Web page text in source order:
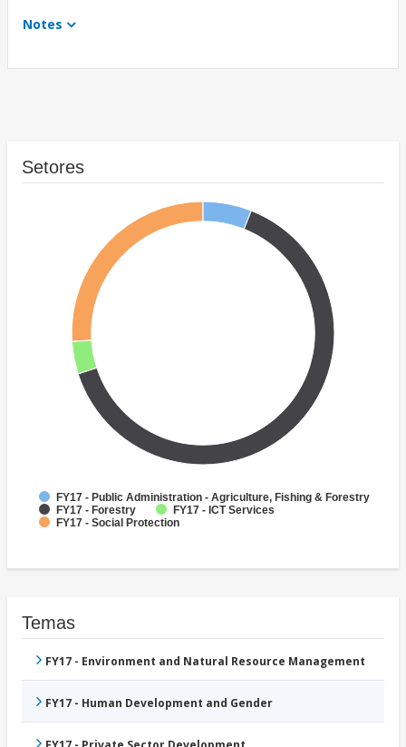
Notes
Setores
FY17 - Public Administration - Agriculture, Fishing & Forestry
FY17 - Forestry
FY17 - ICT Services
FY17 - Social Protection
Temas
FY17 - Environment and Natural Resource Management
FY17 - Human Development and Gender